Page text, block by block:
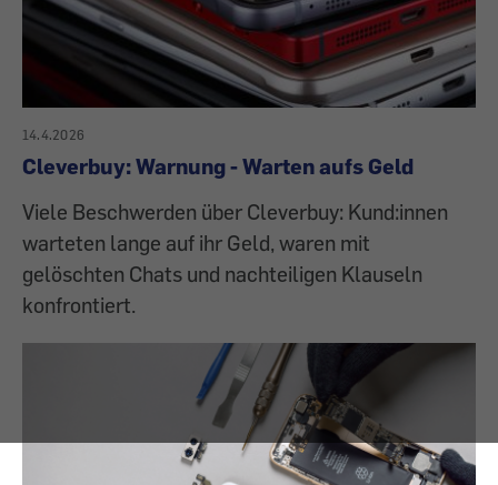
14.4.2026
Cleverbuy: Warnung - Warten aufs Geld
Viele Beschwerden über Cleverbuy: Kund:innen
warteten lange auf ihr Geld, waren mit
gelöschten Chats und nachteiligen Klauseln
konfrontiert.